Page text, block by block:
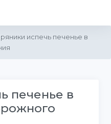
испечь печенье в
печенье в